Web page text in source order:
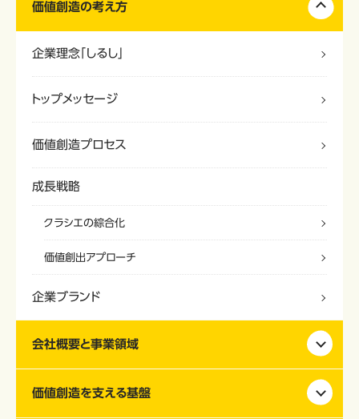
価値創造の考え方
企業理念「しるし」
トップメッセージ
価値創造プロセス
成長戦略
クラシエの綜合化
価値創出アプローチ
企業ブランド
会社概要と事業領域
価値創造を支える基盤